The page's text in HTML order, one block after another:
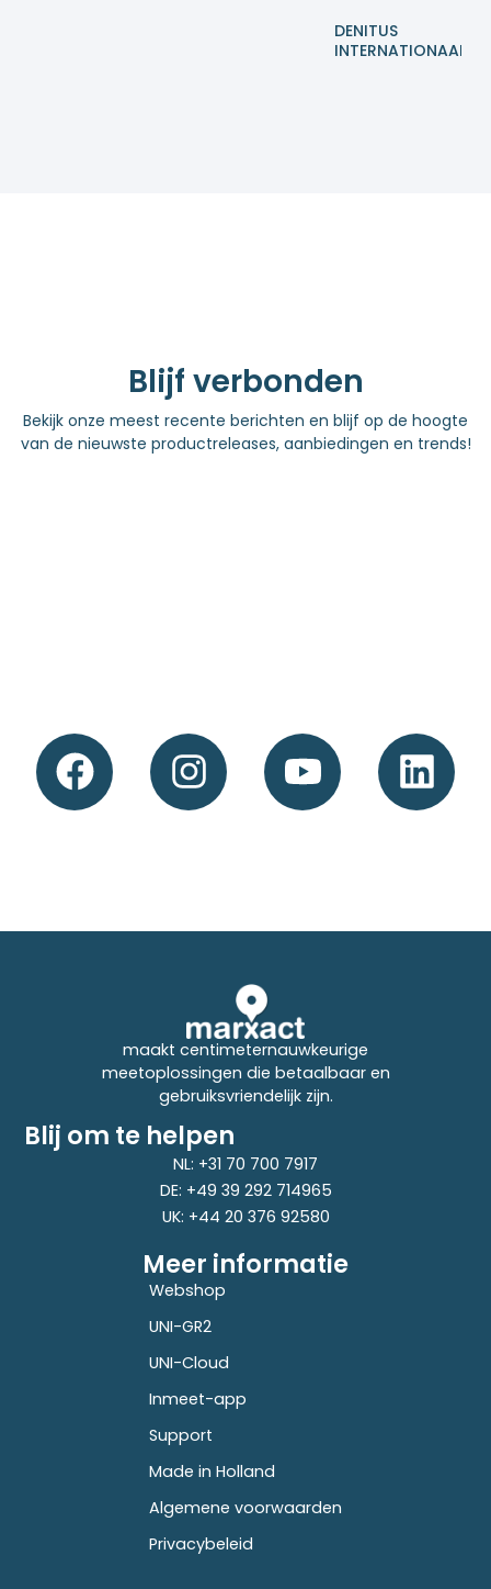
DENITUS
INTERNATIONAAL
Blijf verbonden
Bekijk onze meest recente berichten en blijf op de hoogte
van de nieuwste productreleases, aanbiedingen en trends!
maakt centimeternauwkeurige
meetoplossingen die betaalbaar en
gebruiksvriendelijk zijn.
Blij om te helpen
NL: +31 70 700 7917
DE: +49 39 292 714965
UK: +44 20 376 92580
Meer informatie
Webshop
UNI-GR2
UNI-Cloud
Inmeet-app
Support
Made in Holland
Algemene voorwaarden
Privacybeleid